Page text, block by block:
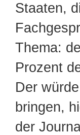
Staaten,
Thema:
Prozent
Der
bringen,
der